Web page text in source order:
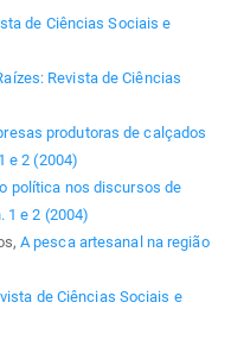
de Ciências Sociais e
Revista de Ciências
produtoras de calçados
e 2 (2004)
política nos discursos de
1 e 2 (2004)
A pesca artesanal na região
de Ciências Sociais e